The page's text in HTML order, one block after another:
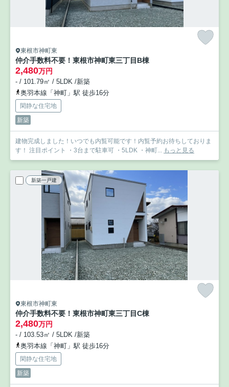
東根市神町東
仲介手数料不要！東根市神町東三丁目B棟
2,480万円
- / 101.79㎡ / 5LDK /新築
奥羽本線「神町」駅 徒歩16分
閑静な住宅地
新築
建物完成しました！いつでも内覧可能です！内覧予約お待ちしておりま
す！ 注目ポイント ・3台まで駐車可 ・5LDK ・神町... もっと見る
新築一戸建
東根市神町東
仲介手数料不要！東根市神町東三丁目C棟
2,480万円
- / 103.53㎡ / 5LDK /新築
奥羽本線「神町」駅 徒歩16分
閑静な住宅地
新築